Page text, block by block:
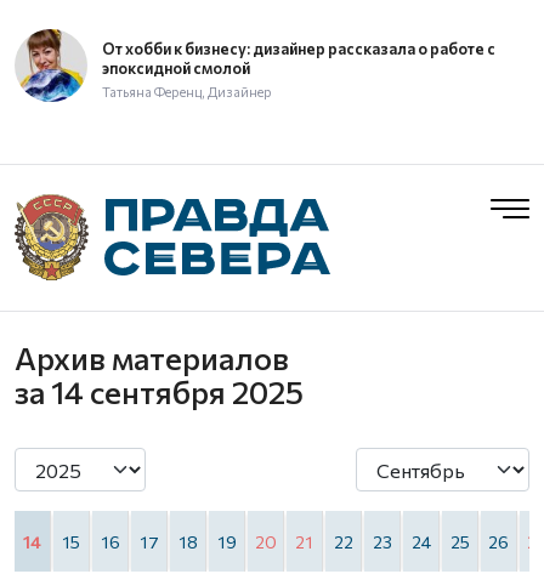
От хобби к бизнесу: дизайнер рассказала о работе с
эпоксидной смолой
Татьяна Ференц, Дизайнер
Архив материалов
за 14 сентября 2025
14 15 16 17 18 19 20 21 22 23 24 25 26